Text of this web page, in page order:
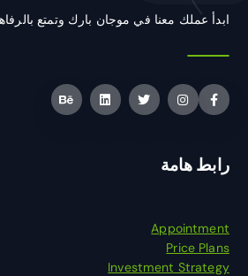
ابدأ عملك معنا في موجان بارك وتمتع
رابط هامة
Appointment
Price Plans
Investment Strategy